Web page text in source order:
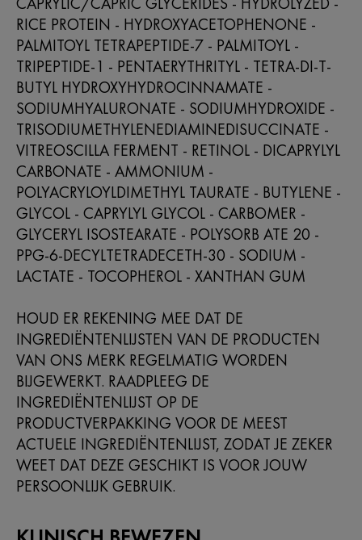
RICE PROTEIN - HYDROXYACETOPHENONE -
PALMITOYL TETRAPEPTIDE-7 - PALMITOYL -
TRIPEPTIDE-1 - PENTAERYTHRITYL - TETRA-DI-T-
BUTYL HYDROXYHYDROCINNAMATE -
SODIUMHYALURONATE - SODIUMHYDROXIDE -
TRISODIUMETHYLENEDIAMINEDISUCCINATE -
VITREOSCILLA FERMENT - RETINOL - DICAPRYLYL
CARBONATE - AMMONIUM -
POLYACRYLOYLDIMETHYL TAURATE - BUTYLENE -
GLYCOL - CAPRYLYL GLYCOL - CARBOMER -
GLYCERYL ISOSTEARATE - POLYSORB ATE 20 -
PPG-6-DECYLTETRADECETH-30 - SODIUM -
LACTATE - TOCOPHEROL - XANTHAN GUM
HOUD ER REKENING MEE DAT DE
INGREDIËNTENLIJSTEN VAN DE PRODUCTEN
VAN ONS MERK REGELMATIG WORDEN
BIJGEWERKT. RAADPLEEG DE
INGREDIËNTENLIJST OP DE
PRODUCTVERPAKKING VOOR DE MEEST
ACTUELE INGREDIËNTENLIJST, ZODAT JE ZEKER
WEET DAT DEZE GESCHIKT IS VOOR JOUW
PERSOONLIJK GEBRUIK.